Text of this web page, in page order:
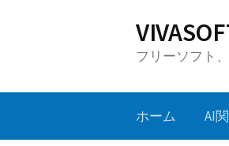
フリーソフト
ホーム AI